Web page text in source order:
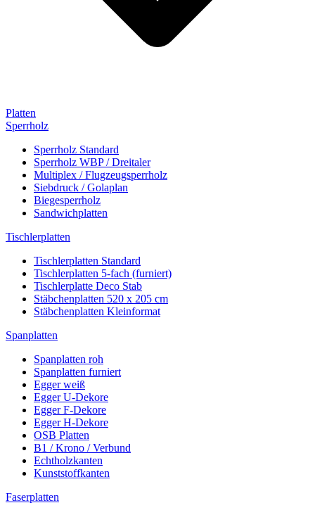
Platten
Sperrholz
Sperrholz Standard
Sperrholz WBP / Dreitaler
Multiplex / Flugzeugsperrholz
Siebdruck / Golaplan
Biegesperrholz
Sandwichplatten
Tischlerplatten
Tischlerplatten Standard
Tischlerplatten 5-fach (furniert)
Tischlerplatte Deco Stab
Stäbchenplatten 520 x 205 cm
Stäbchenplatten Kleinformat
Spanplatten
Spanplatten roh
Spanplatten furniert
Egger weiß
Egger U-Dekore
Egger F-Dekore
Egger H-Dekore
OSB Platten
B1 / Krono / Verbund
Echtholzkanten
Kunststoffkanten
Faserplatten